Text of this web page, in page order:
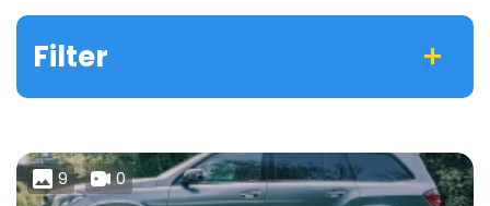
Filter
9 0